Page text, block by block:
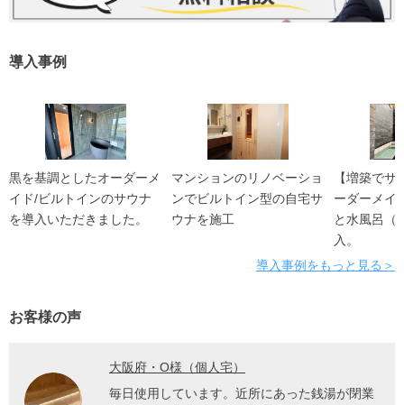
導入事例
黒を基調としたオーダーメ
イド/ビルトインのサウナ
を導入いただきました。
マンションのリノベーショ
ンでビルトイン型の自宅サ
ウナを施工
【増築で
ーダーメイ
と水風呂（
入。
導入事例をもっと見る＞
お客様の声
大阪府・O様（個人宅）
毎日使用しています。近所にあった銭湯が閉業